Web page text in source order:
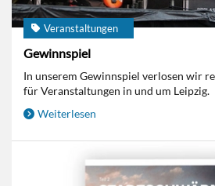
Veranstaltungen
Gewinnspiel
In unserem Gewinnspiel verlosen wir
für Veranstaltungen in und um Leipzig.
Weiterlesen